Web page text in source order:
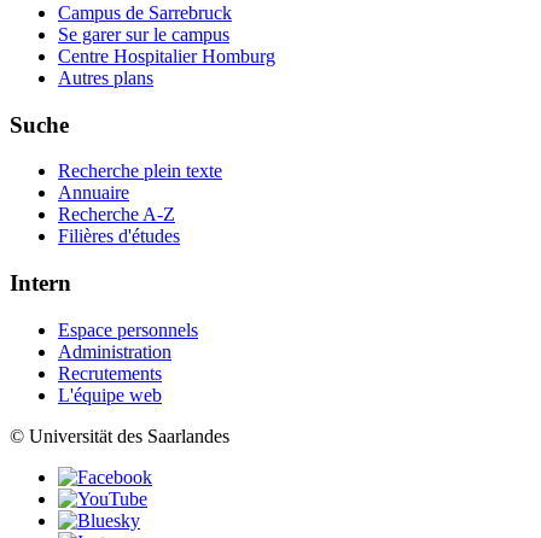
Campus de Sarrebruck
Se garer sur le campus
Centre Hospitalier Homburg
Autres plans
Suche
Recherche plein texte
Annuaire
Recherche A-Z
Filières d'études
Intern
Espace personnels
Administration
Recrutements
L'équipe web
© Universität des Saarlandes